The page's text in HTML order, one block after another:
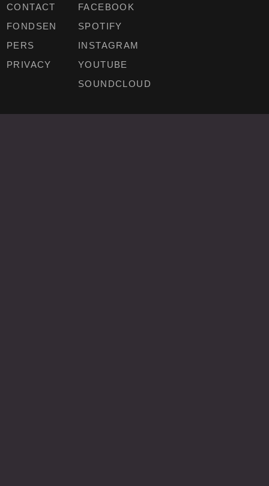
CONTACT
FONDSEN
PERS
PRIVACY
FACEBOOK
SPOTIFY
INSTAGRAM
YOUTUBE
SOUNDCLOUD